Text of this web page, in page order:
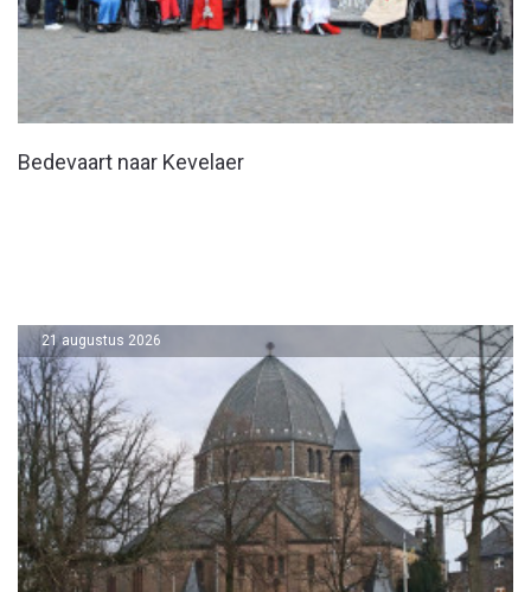
Bedevaart naar Kevelaer
21 augustus 2026